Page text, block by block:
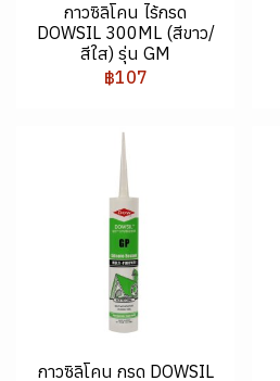
กาวซิลิโคน ไร้กรด
DOWSIL 300ML (สีขาว/
สีใส) รุ่น GM
฿107
กาวซิลิโคน กรด DOWSIL